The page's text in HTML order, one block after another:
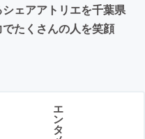
ェアアトリエを千葉県
たくさんの人を笑顔
エ
ン
タ